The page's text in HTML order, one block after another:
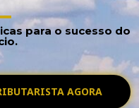
para o sucesso do
AGORA